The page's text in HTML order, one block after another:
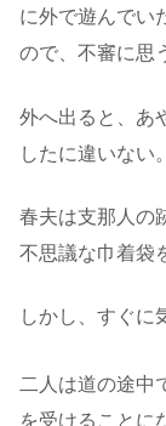
に外で遊んでい
ので、不審に思
外へ出ると、あ
したに違いない。
春夫は支那人の
不思議な巾着袋
しかし、すぐに
二人は道の途中
を受けることに